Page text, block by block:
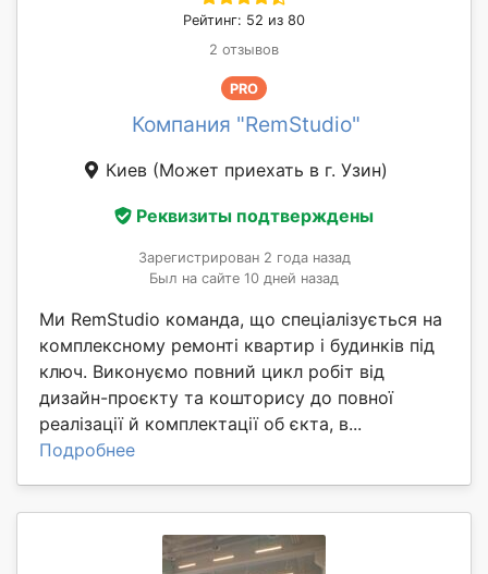
Рейтинг: 52 из 80
2 отзывов
PRO
Компания "RemStudio"
Киев (Может приехать в г. Узин)
Реквизиты подтверждены
Зарегистрирован 2 года назад
Был на сайте 10 дней назад
Ми RemStudio команда, що спеціалізується на
комплексному ремонті квартир і будинків під
ключ. Виконуємо повний цикл робіт від
дизайн-проєкту та кошторису до повної
реалізації й комплектації об єкта, в...
Подробнее